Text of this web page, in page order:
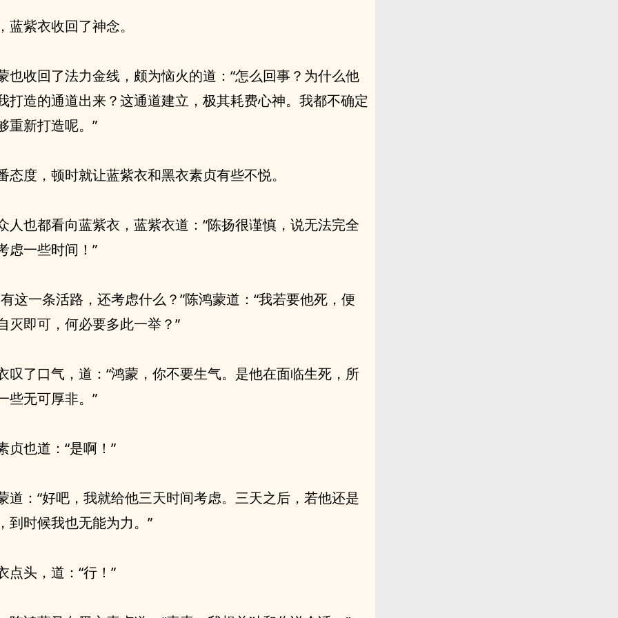
蓝紫衣收回了神念。
也收回了法力金线，颇为恼火的道：“怎么回事？为什么他
打造的通道出来？这通道建立，极其耗费心神。我都不确定
重新打造呢。”
态度，顿时就让蓝紫衣和黑衣素贞有些不悦。
人也都看向蓝紫衣，蓝紫衣道：“陈扬很谨慎，说无法完全
虑一些时间！”
这一条活路，还考虑什么？”陈鸿蒙道：“我若要他死，便
灭即可，何必要多此一举？”
叹了口气，道：“鸿蒙，你不要生气。是他在面临生死，所
些无可厚非。”
贞也道：“是啊！”
道：“好吧，我就给他三天时间考虑。三天之后，若他还是
到时候我也无能为力。”
点头，道：“行！”